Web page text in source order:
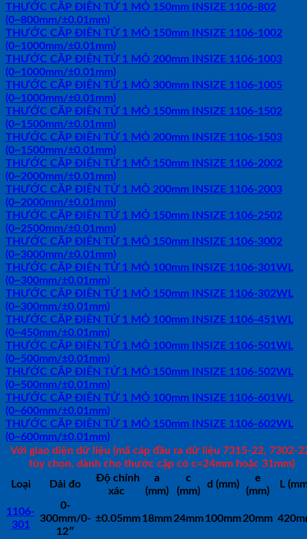
THƯỚC CẶP ĐIỆN TỬ 1 MỎ 150mm INSIZE 1106-802
(0~800mm/±0.01mm)
THƯỚC CẶP ĐIỆN TỬ 1 MỎ 150mm INSIZE 1106-1002
(0~1000mm/±0.01mm)
THƯỚC CẶP ĐIỆN TỬ 1 MỎ 200mm INSIZE 1106-1003
(0~1000mm/±0.01mm)
THƯỚC CẶP ĐIỆN TỬ 1 MỎ 300mm INSIZE 1106-1005
(0~1000mm/±0.01mm)
THƯỚC CẶP ĐIỆN TỬ 1 MỎ 150mm INSIZE 1106-1502
(0~1500mm/±0.01mm)
THƯỚC CẶP ĐIỆN TỬ 1 MỎ 200mm INSIZE 1106-1503
(0~1500mm/±0.01mm)
THƯỚC CẶP ĐIỆN TỬ 1 MỎ 150mm INSIZE 1106-2002
(0~2000mm/±0.01mm)
THƯỚC CẶP ĐIỆN TỬ 1 MỎ 200mm INSIZE 1106-2003
(0~2000mm/±0.01mm)
THƯỚC CẶP ĐIỆN TỬ 1 MỎ 150mm INSIZE 1106-2502
(0~2500mm/±0.01mm)
THƯỚC CẶP ĐIỆN TỬ 1 MỎ 150mm INSIZE 1106-3002
(0~3000mm/±0.01mm)
THƯỚC CẶP ĐIỆN TỬ 1 MỎ 100mm INSIZE 1106-301WL
(0~300mm/±0.01mm)
THƯỚC CẶP ĐIỆN TỬ 1 MỎ 150mm INSIZE 1106-302WL
(0~300mm/±0.01mm)
THƯỚC CẶP ĐIỆN TỬ 1 MỎ 100mm INSIZE 1106-451WL
(0~450mm/±0.01mm)
THƯỚC CẶP ĐIỆN TỬ 1 MỎ 100mm INSIZE 1106-501WL
(0~500mm/±0.01mm)
THƯỚC CẶP ĐIỆN TỬ 1 MỎ 150mm INSIZE 1106-502WL
(0~500mm/±0.01mm)
THƯỚC CẶP ĐIỆN TỬ 1 MỎ 100mm INSIZE 1106-601WL
(0~600mm/±0.01mm)
THƯỚC CẶP ĐIỆN TỬ 1 MỎ 150mm INSIZE 1106-602WL
(0~600mm/±0.01mm)
Với giao diện dữ liệu (mã cáp đầu ra dữ liệu 7315-22, 7302-
tùy chọn, dành cho thước cặp có c=24mm hoặc 31mm)
Loại
Dải đo
Độ chính
xác
a
(mm)
c
(mm)
d (mm)
e
(mm)
L
1106-
301
0-
300mm/0-
12″
±0.05mm18mm24mm100mm20mm